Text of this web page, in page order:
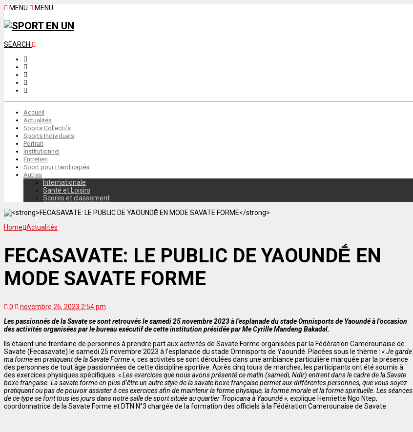
MENU MENU
SEARCH
Accueil
Actualités
Sports Collectifs
Sports Individuels
Portrait
Institutionnel
Entretien
Sport pour Handicapés
Autres
Internationale
Santé et Loisirs
Scores et classement
Home Actualités
FECASAVATE: LE PUBLIC DE YAOUNDḖ EN
MODE SAVATE FORME
0
novembre 26, 2023 2:54 pm
Les passionnés de la Savate se sont retrouvés le samedi 25 novembre 2023 à l’esplanade du stade Omnisports de Yaoundé à l’occasion
des activités organisées par le bureau exécutif de cette institution présidée par Me Cyrille Mandeng Bakadal.
Ils étaient une trentaine de personnes à prendre part aux activités de Savate Forme organisées par la Fédération Camerounaise de
Savate (Fecasavate) le samedi 25 novembre 2023 à l’esplanade du stade Omnisports de Yaoundé. Placées sous le thème : « Je garde
ma forme en pratiquant de la Savate Forme », ces activités se sont déroulées dans une ambiance particulière marquée par la présence
des personnes de tout âge passionnées de cette discipline sportive. Après cinq tours de marches, les participants ont été soumis à
des exercices physiques spécifiques. « Les exercices que nous avons présenté ce matin (samedi, Ndlr) entrent dans le cadre de la Savate
boxe française. La savate forme en plus d’être un autre style de la savate boxe française permet aux différentes personnes, que vous soyez
pratiquant ou pas de pouvoir assister à ces exercices afin de maintenir la forme physique, la forme morale et la forme spirituelle. Les séances
de ce type se font tous les jours dans notre salle de sport située au quartier Tropicana à Yaoundé », explique Henriette Ngo Ntep,
coordonnatrice de la Savate Forme et DTN N°3 chargée de la formation des officiels à la Fédération Camerounaise de Savate.